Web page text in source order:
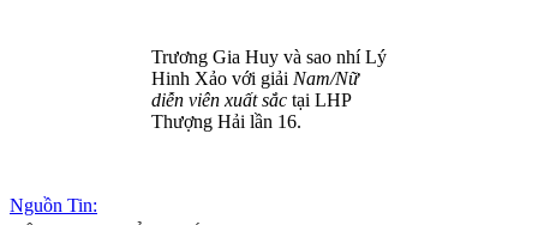
Trương Gia Huy và sao nhí Lý
Hinh Xảo với giải Nam/Nữ
diễn viên xuất sắc tại LHP
Thượng Hải lần 16.
Nguồn Tin: